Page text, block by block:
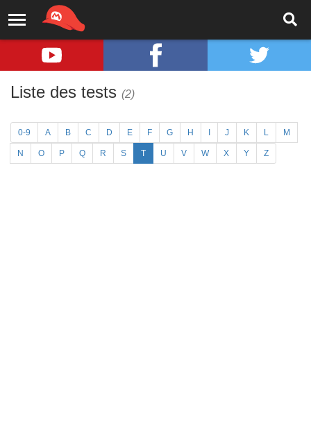
Liste des tests (2)
0-9 A B C D E F G H J K L M
N O P Q R S T U V W X Y Z